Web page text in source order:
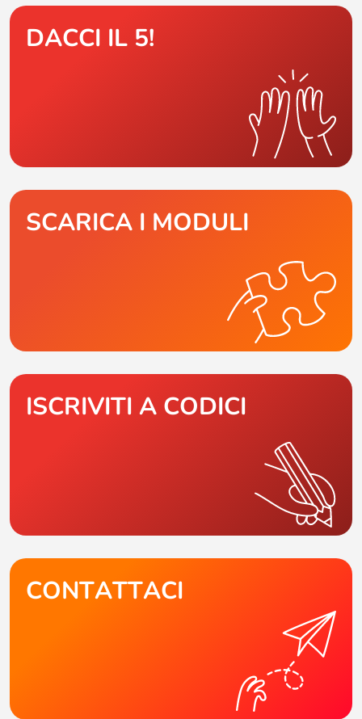
DACCI IL 5!
SCARICA I MODULI
ISCRIVITI A CODICI
CONTATTACI